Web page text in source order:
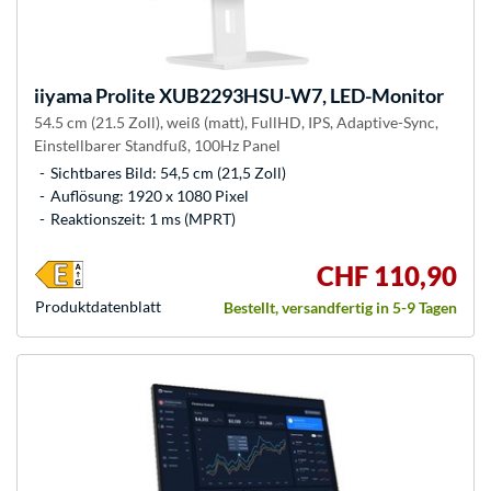
iiyamaProlite XUB2293HSU-W7, LED-Monitor
54.5 cm (21.5 Zoll), weiß (matt), FullHD, IPS, Adaptive-Sync,
Einstellbarer Standfuß, 100Hz Panel
Sichtbares Bild: 54,5 cm (21,5 Zoll)
Auflösung: 1920 x 1080 Pixel
Reaktionszeit: 1 ms (MPRT)
CHF 110,90
Bestellt, versandfertig in 5-9 Tagen
Produkt­datenblatt